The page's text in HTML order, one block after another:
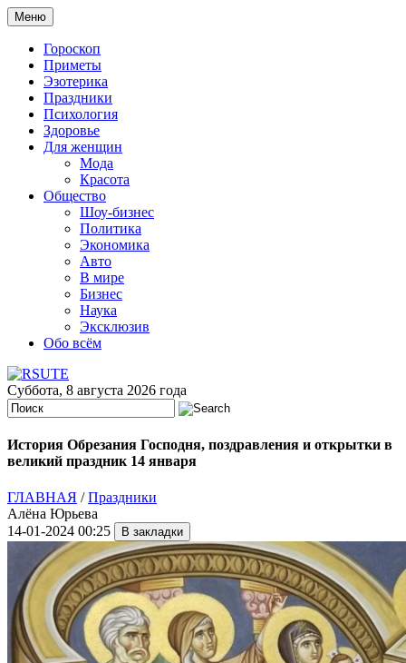
Меню
Гороскоп
Приметы
Эзотерика
Праздники
Психология
Здоровье
Для женщин
Мода
Красота
Общество
Шоу-бизнес
Политика
Экономика
Авто
В мире
Бизнес
Наука
Эксклюзив
Обо всём
Суббота, 8 августа 2026 года
История Обрезания Господня, поздравления и открытки в
великий праздник 14 января
ГЛАВНАЯ /Праздники
Алёна Юрьева
14-01-2024 00:25